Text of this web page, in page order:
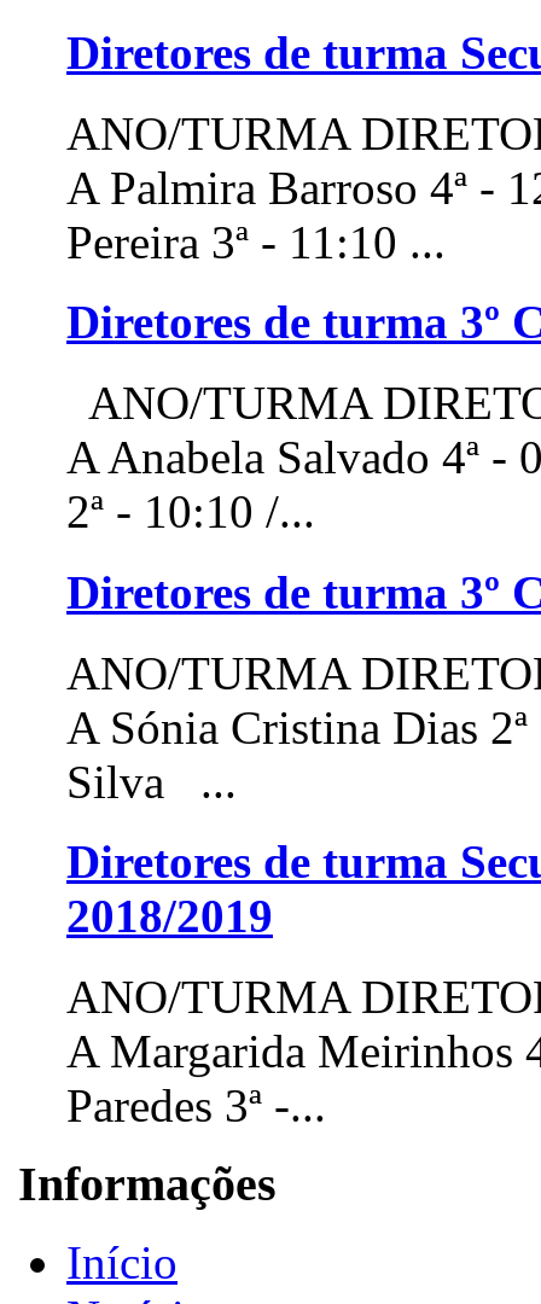
Diretores de turma
ANO/TURMA
A Palmira Barroso 4ª -
Pereira 3ª - 11:10 ...
Diretores de turma 3º
ANO/TURMA
A Anabela Salvado 4ª -
2ª - 10:10 /...
Diretores de turma 3º
ANO/TURMA
A Sónia Cristina Dias
Silva ...
Diretores de turma
2018/2019
ANO/TURMA
A Margarida Meirinhos
Paredes 3ª -...
Informações
Início